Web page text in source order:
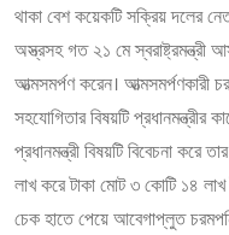
থাকা বেশ কয়েকটি সক্রিয় দলের
অস্ত্রসহ গত ২১ মে স্বরাষ্ট্রমন্ত্রী
আত্মসমর্পণ করেন। আত্মসমর্পণকারী
সহযোগিতার বিষয়টি প্রধানমন্ত্রীর
প্রধানমন্ত্রী বিষয়টি বিবেচনা
লাখ করে টাকা মোট ৩ কোটি ১৪ লাখ
চেক হাতে পেয়ে আবেগাপ্লুত